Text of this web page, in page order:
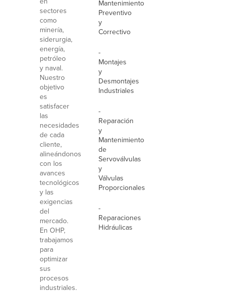
sectores
como
minería,
siderurgia,
energía,
petróleo
y naval.
Nuestro
objetivo
es
satisfacer
las
necesidades
de cada
cliente,
alineándonos
con los
avances
tecnológicos
y las
exigencias
del
mercado.
En OHP,
trabajamos
para
optimizar
sus
procesos
industriales.
Mantenimiento
Preventivo
y
Correctivo
-
Montajes
y
Desmontajes
Industriales
-
Reparación
y
Mantenimiento
de
Servoválvulas
y
Válvulas
Proporcionales
-
Reparaciones
Hidráulicas